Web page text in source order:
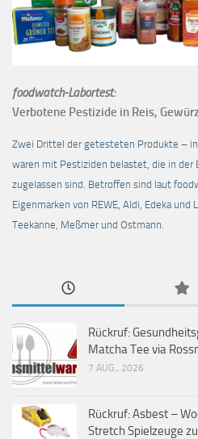
foodwatch-Labortest:
Verbotene Pestizide in Reis,
Zwei Drittel der getesteten Produkte –
waren mit Pestiziden belastet, die in der
zugelassen sind. Betroffen sind laut
Eigenmarken von REWE, Aldi, Edeka
Teekanne, Meßmer und Ostmann.
Rückruf:
Matcha Tee via
7 AUG., 2026
Rückruf: Asbest –
Stretch Spielzeuge